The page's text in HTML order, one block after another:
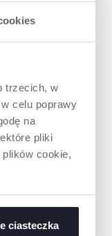
trzecich, w
celu poprawy
na
pliki
cookie,
ciasteczka